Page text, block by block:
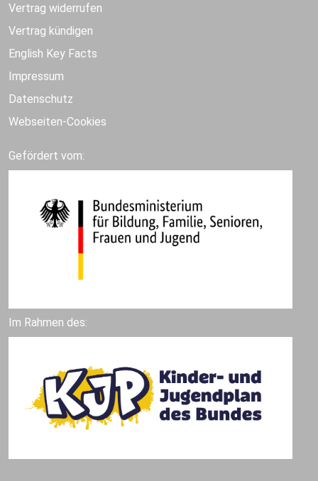
Vertrag widerrufen
Vertrag kündigen
English Key Facts
Impressum
Datenschutz
Webseiten-Cookies
Gefördert vom:
Im Rahmen des: